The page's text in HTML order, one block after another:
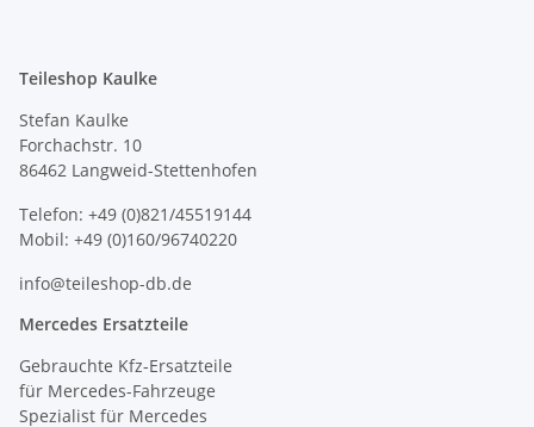
Teileshop Kaulke
Stefan Kaulke
Forchachstr. 10
86462 Langweid-Stettenhofen
Telefon: +49 (0)821/45519144
Mobil: +49 (0)160/96740220
info@teileshop-db.de
Mercedes Ersatzteile
Gebrauchte Kfz-Ersatzteile
für Mercedes-Fahrzeuge
Spezialist für Mercedes